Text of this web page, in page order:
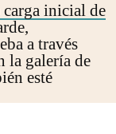
carga inicial de
a través
la galería de
esté